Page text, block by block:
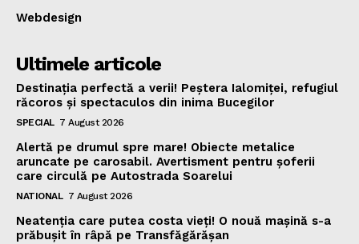
Webdesign
Ultimele articole
Destinația perfectă a verii! Peștera Ialomiței, refugiul
răcoros și spectaculos din inima Bucegilor
SPECIAL 7 August 2026
Alertă pe drumul spre mare! Obiecte metalice
aruncate pe carosabil. Avertisment pentru șoferii
care circulă pe Autostrada Soarelui
NATIONAL 7 August 2026
Neatenția care putea costa vieți! O nouă mașină s-a
prăbușit în râpă pe Transfăgărășan